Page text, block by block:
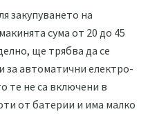
закупуването на
сума от 20 до 45
ще трябва да се
за автоматични електро-
те не са включени в
от батерии и има малко